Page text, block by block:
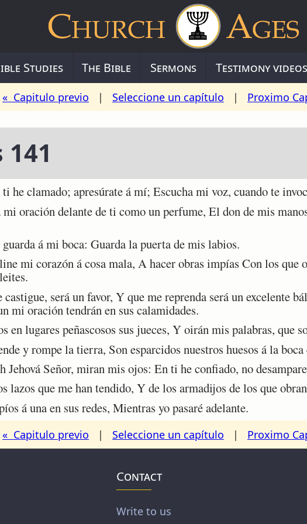
Studies The Bible Sermons Testimony videos
« Capitulo previo | Seleccione un capítulo | Proximo
he clamado; apresúrate á mí; Escucha mi voz, cuando te
mi oración delante de ti como un perfume, El don de mis
guarda á mi boca: Guarda la puerta de mis labios.
mi corazón á cosa mala, A hacer obras impías Con los que
será un favor, Y que me reprenda será un excelente
mi oración tendrán en sus calamidades.
en lugares peñascosos sus jueces, Y oirán mis palabras, que
y rompe la tierra, Son esparcidos nuestros huesos á la
Jehová Señor, miran mis ojos: En ti he confiado, no
lazos que me han tendido, Y de los armadijos de los que
á una en sus redes, Mientras yo pasaré adelante.
« Capitulo previo | Seleccione un capítulo | Proximo
Contact
Write to us